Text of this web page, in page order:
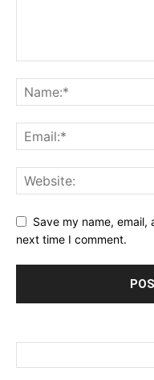
Save my name,
next time I comment.